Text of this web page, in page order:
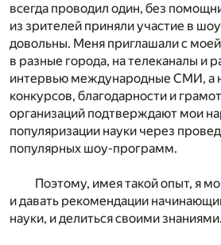
всегда проводил один, без
из зрителей приняли участие в
довольны. Меня приглашали с
в разные города, на телеканалы и
интервью международные СМИ, а
конкурсов, благодарности и
организаций подтверждают мои
популяризации науки через
популярных шоу-программ.
Поэтому, имея такой опыт, я
и давать рекомендации
науки, и делиться своими знаниями.